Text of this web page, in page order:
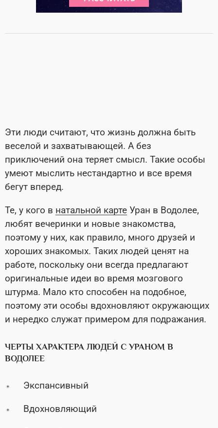
Эти люди считают, что жизнь должна быть
веселой и захватывающей. А без
приключений она теряет смысл. Такие особы
умеют мыслить нестандартно и все время
бегут вперед.
Те, у кого в натальной карте Уран в Водолее,
любят вечеринки и новые знакомства,
поэтому у них, как правило, много друзей и
хороших знакомых. Таких людей ценят на
работе, поскольку они всегда предлагают
оригинальные идеи во время мозгового
штурма. Мало кто способен на подобное,
поэтому эти особы вдохновляют окружающих
и нередко служат примером для подражания.
ЧЕРТЫ ХАРАКТЕРА ЛЮДЕЙ С УРАНОМ В
ВОДОЛЕЕ
Экспансивный
Вдохновляющий